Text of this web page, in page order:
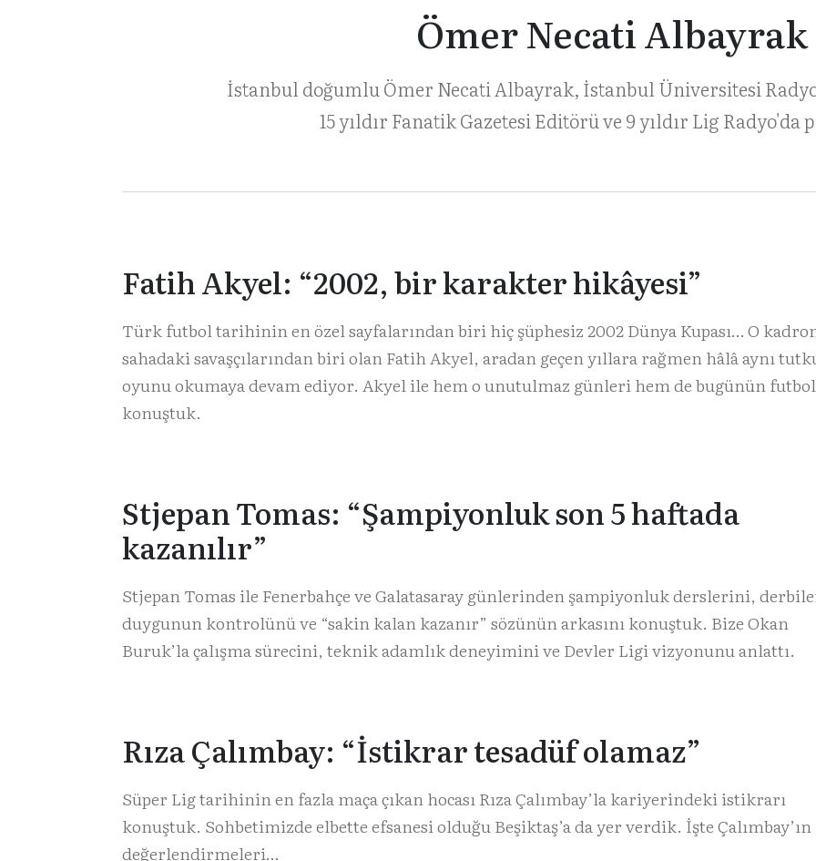
Ömer Necati Albayrak
İstanbul doğumlu Ömer Necati Albayrak, İstanbul Üniversitesi
15 yıldır Fanatik Gazetesi Editörü ve 9 yıldır Lig Radyo'da
Fatih Akyel: “2002, bir karakter hikâyesi”
Türk futbol tarihinin en özel sayfalarından biri hiç şüphesiz 2002 Dünya Kupası… O
sahadaki savaşçılarından biri olan Fatih Akyel, aradan geçen yıllara rağmen hâlâ aynı
oyunu okumaya devam ediyor. Akyel ile hem o unutulmaz günleri hem de bugünün
konuştuk.
Stjepan Tomas: “Şampiyonluk son 5 haftada
kazanılır”
Stjepan Tomas ile Fenerbahçe ve Galatasaray günlerinden şampiyonluk derslerini,
duygunun kontrolünü ve “sakin kalan kazanır” sözünün arkasını konuştuk. Bize Okan
Buruk’la çalışma sürecini, teknik adamlık deneyimini ve Devler Ligi vizyonunu anlattı.
Rıza Çalımbay: “İstikrar tesadüf olamaz”
Süper Lig tarihinin en fazla maça çıkan hocası Rıza Çalımbay’la kariyerindeki istikrarı
konuştuk. Sohbetimizde elbette efsanesi olduğu Beşiktaş’a da yer verdik. İşte Çalımbay’ın
değerlendirmeleri…